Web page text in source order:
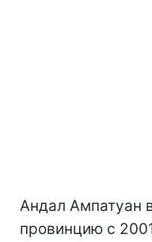
Андал Ампатуан
провинцию с